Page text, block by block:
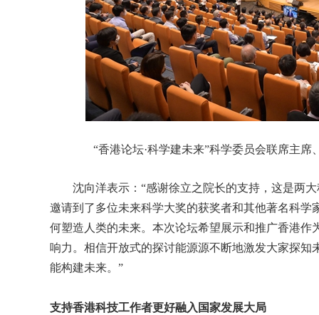
“香港论坛·科学建未来”科学委员会联席主
沈向洋表示：“感谢徐立之院长的支持，这是两大
邀请到了多位未来科学大奖的获奖者和其他著名科
何塑造人类的未来。本次论坛希望展示和推广香港
响力。相信开放式的探讨能源源不断地激发大家探
能构建未来。”
支持香港科技工作者更好融入国家发展大局